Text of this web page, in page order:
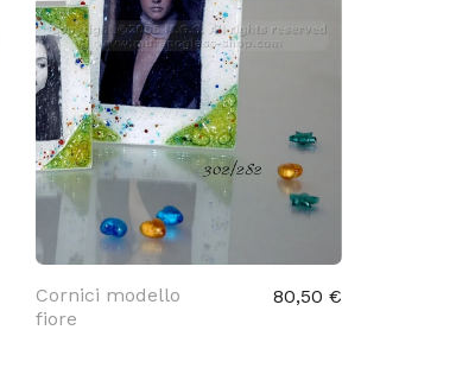
Cornici modello
fiore
80,50 €